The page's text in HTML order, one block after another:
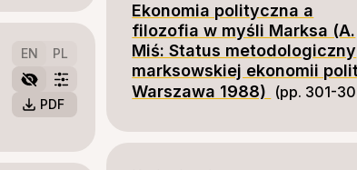
EN PL
PDF
Ekonomia polityczna a
filozofia w myśli Marksa (A.
Miś: Status metodologiczny
marksowskiej ekonomii
Warszawa 1988) (pp. 301-